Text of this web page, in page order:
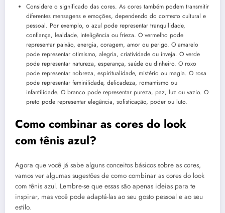
Considere o significado das cores. As cores também podem transmitir
diferentes mensagens e emoções, dependendo do contexto cultural e
pessoal. Por exemplo, o azul pode representar tranquilidade,
confiança, lealdade, inteligência ou frieza. O vermelho pode
representar paixão, energia, coragem, amor ou perigo. O amarelo
pode representar otimismo, alegria, criatividade ou inveja. O verde
pode representar natureza, esperança, saúde ou dinheiro. O roxo
pode representar nobreza, espiritualidade, mistério ou magia. O rosa
pode representar feminilidade, delicadeza, romantismo ou
infantilidade. O branco pode representar pureza, paz, luz ou vazio. O
preto pode representar elegância, sofisticação, poder ou luto.
Como combinar as cores do look
com tênis azul?
Agora que você já sabe alguns conceitos básicos sobre as cores,
vamos ver algumas sugestões de como combinar as cores do look
com tênis azul. Lembre-se que essas são apenas ideias para te
inspirar, mas você pode adaptá-las ao seu gosto pessoal e ao seu
estilo.